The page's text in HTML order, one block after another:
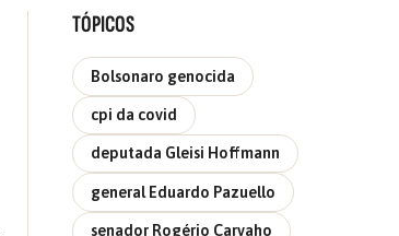
TÓPICOS
Bolsonaro genocida
cpi da covid
deputada Gleisi Hoffmann
general Eduardo Pazuello
senador Rogério Carvaho